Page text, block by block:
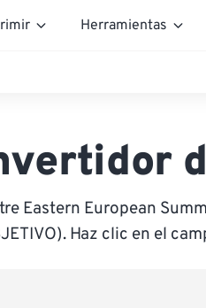
Herramientas
Eastern European
Haz clic en el